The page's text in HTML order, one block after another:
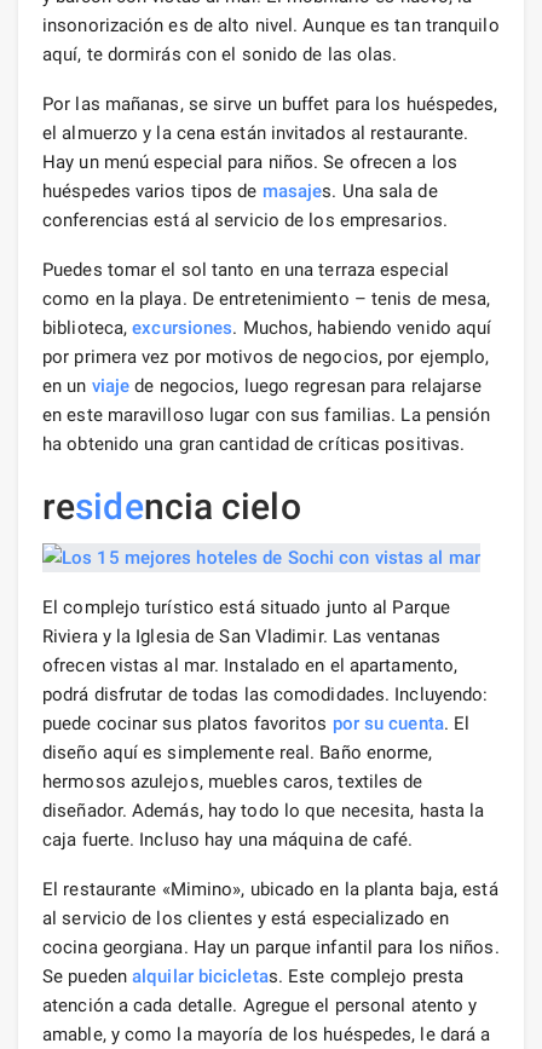
insonorización es de alto nivel. Aunque es tan tranquilo
aquí, te dormirás con el sonido de las olas.
Por las mañanas, se sirve un buffet para los huéspedes,
el almuerzo y la cena están invitados al restaurante.
Hay un menú especial para niños. Se ofrecen a los
huéspedes varios tipos de masajes. Una sala de
conferencias está al servicio de los empresarios.
Puedes tomar el sol tanto en una terraza especial
como en la playa. De entretenimiento – tenis de mesa,
biblioteca,excursiones. Muchos, habiendo venido aquí
por primera vez por motivos de negocios, por ejemplo,
en un viaje de negocios, luego regresan para relajarse
en este maravilloso lugar con sus familias. La pensión
ha obtenido una gran cantidad de críticas positivas.
residencia cielo
El complejo turístico está situado junto al Parque
Riviera y la Iglesia de San Vladimir. Las ventanas
ofrecen vistas al mar. Instalado en el apartamento,
podrá disfrutar de todas las comodidades. Incluyendo:
puede cocinar sus platos favoritos por su cuenta. El
diseño aquí es simplemente real. Baño enorme,
hermosos azulejos, muebles caros, textiles de
diseñador. Además, hay todo lo que necesita, hasta la
caja fuerte. Incluso hay una máquina de café.
El restaurante «Mimino», ubicado en la planta baja, está
al servicio de los clientes y está especializado en
cocina georgiana. Hay un parque infantil para los niños.
Se pueden alquilar bicicletas. Este complejo presta
atención a cada detalle. Agregue el personal atento y
amable, y como la mayoría de los huéspedes, le dará a